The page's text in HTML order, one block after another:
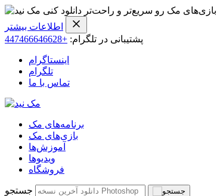
بازی‌های مک رو سریع‌تر و راحت‌تر دانلود کنی
اطلاعات بیشتر
پشتیبانی در تلگرام: +447466646628
اینستاگرام
تلگرام
تماس با ما
برنامه‌های مک
بازی‌های مک
آموزش‌ها
ویدیو‌ها
فروشگاه
جستجو